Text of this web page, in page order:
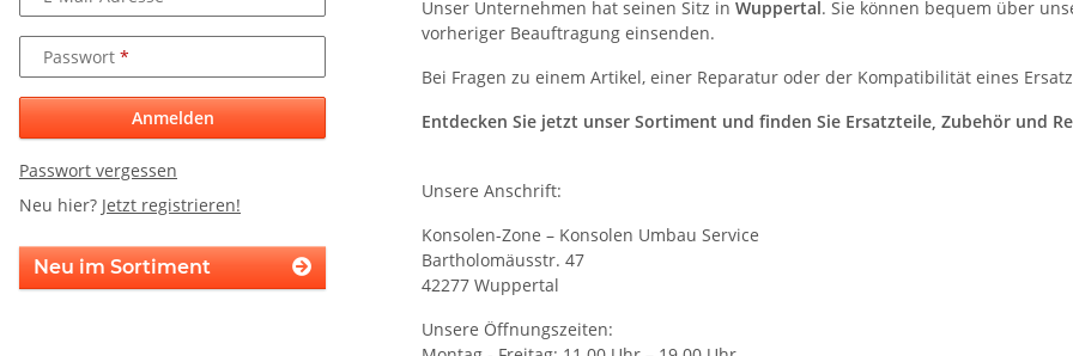
Unser Unternehmen hat seinen Sitz in Wuppertal. Sie können bequem über
vorheriger Beauftragung einsenden.
Bei Fragen zu einem Artikel, einer Reparatur oder der Kompatibilität eines
Entdecken Sie jetzt unser Sortiment und finden Sie Ersatzteile, Zubehör und
Unsere Anschrift:
Konsolen-Zone – Konsolen Umbau Service
Bartholomäusstr. 47
42277 Wuppertal
Unsere Öffnungszeiten:
Passwort
Anmelden
Passwort vergessen
Neu hier? Jetzt registrieren!
Neu im Sortiment